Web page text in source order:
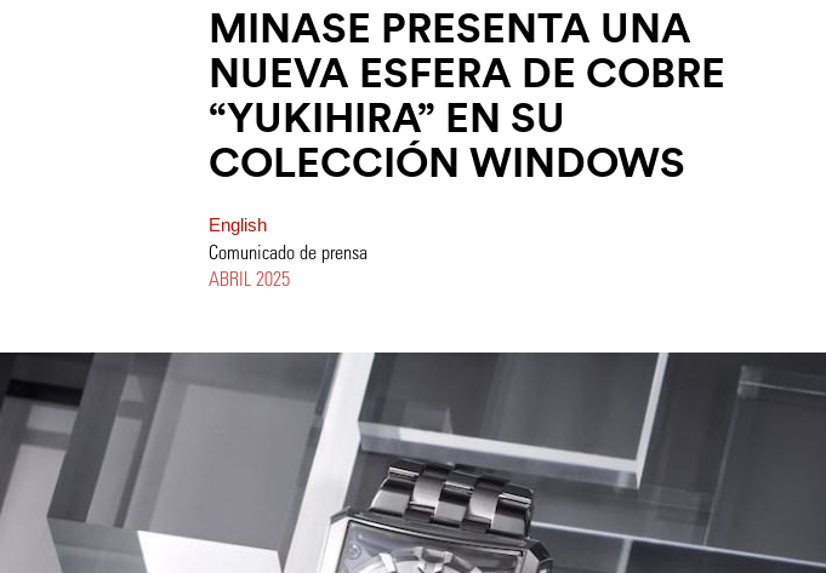
MINASE PRESENTA UNA
NUEVA ESFERA DE COBRE
“YUKIHIRA” EN SU
COLECCIÓN WINDOWS
English
Comunicado de prensa
ABRIL 2025